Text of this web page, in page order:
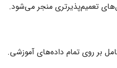
تعمیم‌پذیرتری منجر می‌شود.
بر روی تمام داده‌های آموزشی.